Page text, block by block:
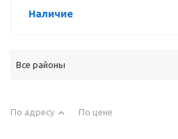
Наличие
Все районы
По адресу По цене